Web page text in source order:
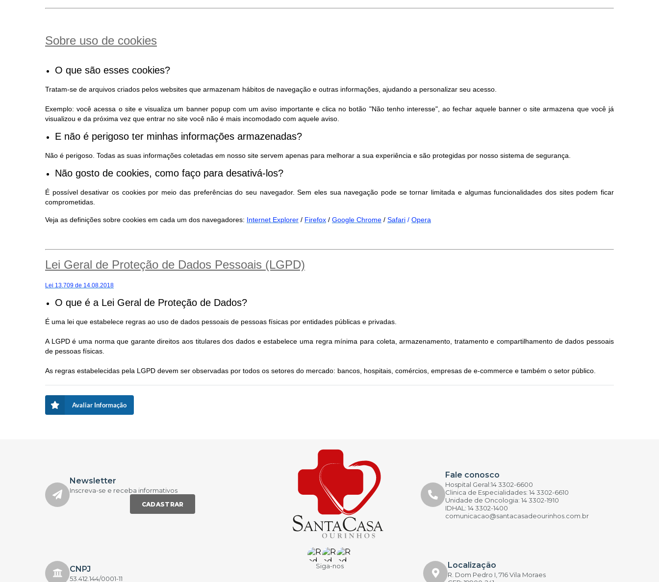
Sobre uso de cookies
O que são esses cookies?
Tratam-se de arquivos criados pelos websites que armazenam hábitos de navegação e outras informações, ajudando a personalizar seu acesso.
Exemplo: você acessa o site e visualiza um banner popup com um aviso importante e clica no botão "Não tenho interesse", ao fechar aquele banner o site armazena que você já
visualizou e da próxima vez que entrar no site você não é mais incomodado com aquele aviso.
E não é perigoso ter minhas informações armazenadas?
Não é perigoso. Todas as suas informações coletadas em nosso site servem apenas para melhorar a sua experiência e são protegidas por nosso sistema de segurança.
Não gosto de cookies, como faço para desativá-los?
É possível desativar os cookies por meio das preferências do seu navegador. Sem eles sua navegação pode se tornar limitada e algumas funcionalidades dos sites podem ficar
comprometidas.
Veja as definições sobre cookies em cada um dos navegadores: Internet Explorer / Firefox / Google Chrome / Safari / Opera
Lei Geral de Proteção de Dados Pessoais (LGPD)
Lei 13.709 de 14.08.2018
O que é a Lei Geral de Proteção de Dados?
É uma lei que estabelece regras ao uso de dados pessoais de pessoas físicas por entidades públicas e privadas.
A LGPD é uma norma que garante direitos aos titulares dos dados e estabelece uma regra mínima para coleta, armazenamento, tratamento e compartilhamento de dados pessoais
de pessoas físicas.
As regras estabelecidas pela LGPD devem ser observadas por todos os setores do mercado: bancos, hospitais, comércios, empresas de e-commerce e também o setor público.
Avaliar Informação
Siga-nos Localização
R. Dom Pedro I, 716 Vila Moraes
Fale conosco
Hospital Geral:14 3302-6600
Clinica de Especialidades: 14 3302-6610
Unidade de Oncologia: 14 3302-1910
IDHAL: 14 3302-1400
comunicacao@santacasadeourinhos.com.br
CNPJ
53.412.144/0001-11
Newsletter
Inscreva-se e receba informativos
CADASTRAR